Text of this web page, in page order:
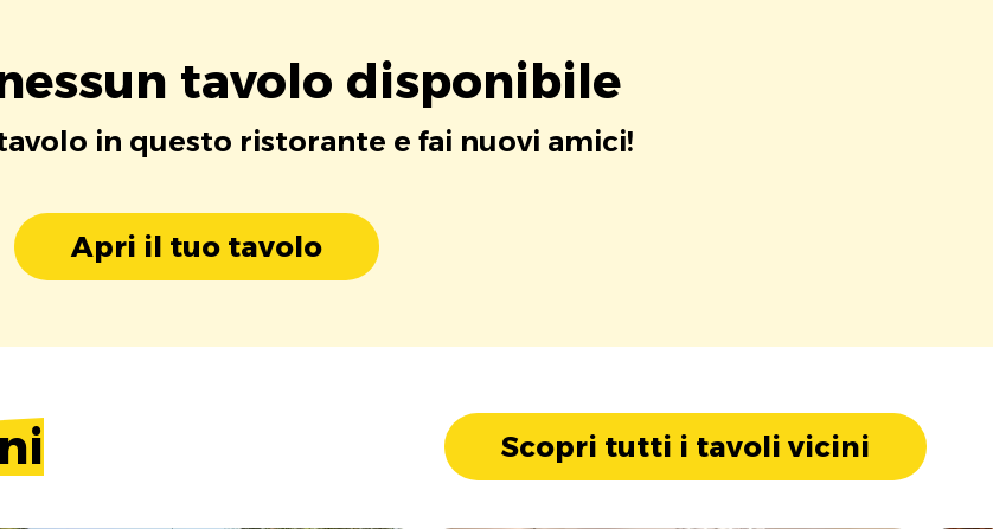
tavolo disponibile
in questo ristorante e fai nuovi amici!
Apri il tuo tavolo
Scopri tutti i tavoli vicini